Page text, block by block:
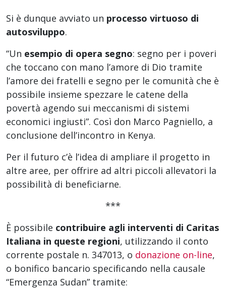
Si è dunque avviato un processo virtuoso di
autosviluppo.
“Un esempio di opera segno: segno per i poveri
che toccano con mano l’amore di Dio tramite
l’amore dei fratelli e segno per le comunità che è
possibile insieme spezzare le catene della
povertà agendo sui meccanismi di sistemi
economici ingiusti”. Così don Marco Pagniello, a
conclusione dell’incontro in Kenya.
Per il futuro c’è l’idea di ampliare il progetto in
altre aree, per offrire ad altri piccoli allevatori la
possibilità di beneficiarne.
***
È possibile contribuire agli interventi di Caritas
Italiana in queste regioni, utilizzando il conto
corrente postale n. 347013, o donazione on-line,
o bonifico bancario specificando nella causale
“Emergenza Sudan” tramite: